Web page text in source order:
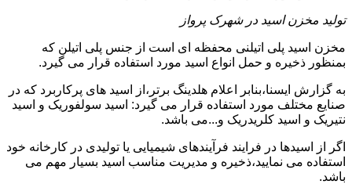
تولید مخزن اسید در شهرک پرواز
مخزن اسید پلی اتیلنی محفظه ای است از جنس پلی اتیلن که
بمنظور ذخیره و حمل انواع اسید مورد استفاده قرار می گیرد.
به گزارش ایسنا،بنابر اعلام هلدینگ برتر،از اسید های پرکاربرد که در
صنایع مختلف مورد استفاده قرار می گیرد: اسید سولفوریک و اسید
نتیریک و اسید کلریدریک و...می باشد.
اگر از اسیدها در فرایند فرآیندهای شیمیایی یا تولیدی در کارخانه خود
استفاده می نمایید،ذخیره و مدیریت مناسب اسید بسیار مهم می
باشد.